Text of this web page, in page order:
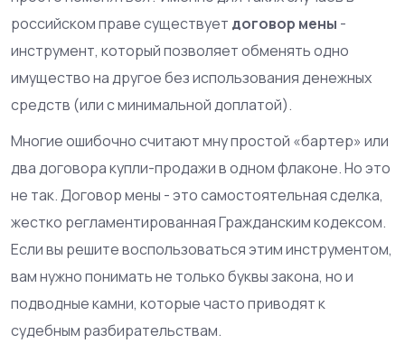
российском праве существует договор мены -
инструмент, который позволяет обменять одно
имущество на другое без использования денежных
средств (или с минимальной доплатой).
Многие ошибочно считают мну простой «бартер» или
два договора купли-продажи в одном флаконе. Но это
не так. Договор мены - это самостоятельная сделка,
жестко регламентированная Гражданским кодексом.
Если вы решите воспользоваться этим инструментом,
вам нужно понимать не только буквы закона, но и
подводные камни, которые часто приводят к
судебным разбирательствам.